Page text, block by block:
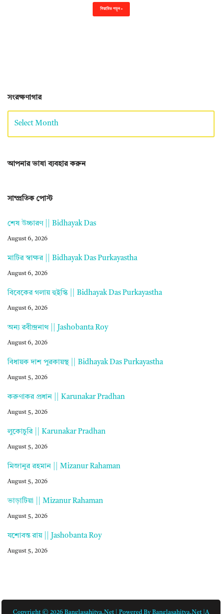
বিস্তারিত পড়ুন »
সংরক্ষণাগার
আপনার ভাষা ব্যবহার করুন
সাম্প্রতিক পোস্ট
শেষ উচ্চারণ || Bidhayak Das
August 6, 2026
মাটির স্বাক্ষর || Bidhayak Das Purkayastha
August 6, 2026
বিবেকের গলায় হুইস্কি || Bidhayak Das Purkayastha
August 6, 2026
অন্য রবীন্দ্রনাথ || Jashobanta Roy
August 6, 2026
বিধায়ক দাশ পুরকায়স্থ || Bidhayak Das Purkayastha
August 5, 2026
করুণাকর প্রধান || Karunakar Pradhan
August 5, 2026
লুকোচুরি || Karunakar Pradhan
August 5, 2026
মিজানুর রহমান || Mizanur Rahaman
August 5, 2026
ভাড়াটিয়া || Mizanur Rahaman
August 5, 2026
যশোবন্ত রায় || Jashobanta Roy
August 5, 2026
Copyright © 2026 Banglasahitya.net | Powered By Banglasahitya.net |A